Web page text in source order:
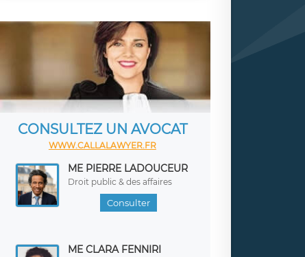
CONSULTEZ UN AVOCAT
WWW.CALLALAWYER.FR
ME PIERRE LADOUCEUR
Droit public & des affaires
Consulter
ME CLARA FENNIRI